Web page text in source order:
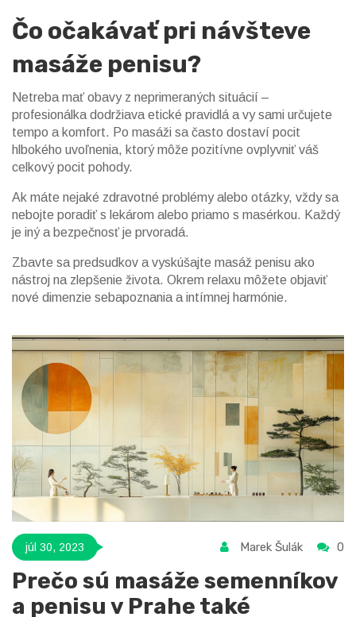
Čo očakávať pri návšteve
masáže penisu?
Netreba mať obavy z neprimeraných situácií –
profesionálka dodržiava etické pravidlá a vy sami určujete
tempo a komfort. Po masáži sa často dostaví pocit
hlbokého uvoľnenia, ktorý môže pozitívne ovplyvniť váš
celkový pocit pohody.
Ak máte nejaké zdravotné problémy alebo otázky, vždy sa
nebojte poradiť s lekárom alebo priamo s masérkou. Každý
je iný a bezpečnosť je prvoradá.
Zbavte sa predsudkov a vyskúšajte masáž penisu ako
nástroj na zlepšenie života. Okrem relaxu môžete objaviť
nové dimenzie sebapoznania a intímnej harmónie.
júl 30, 2023 Marek Šulák 0
Prečo sú masáže semenníkov
a penisu v Prahe také